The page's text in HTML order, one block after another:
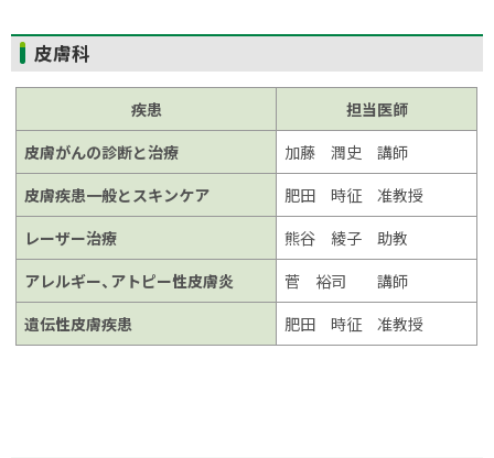
ト
ッ
に
戻
る
皮膚科
疾患
担当医師
皮膚がんの診断と治療
加藤 潤史 講師
皮膚疾患一般とスキンケア
肥田 時征 准教授
レーザー治療
熊谷 綾子 助教
アレルギー、アトピー性皮膚炎
菅 裕司 講師
遺伝性皮膚疾患
肥田 時征 准教授